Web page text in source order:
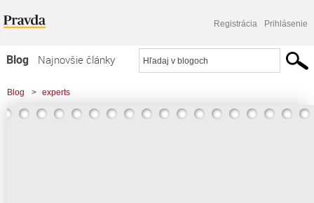
Registrácia Prihlásenie
Blog
Najnovšie články
Najčítanejšie články
Najkomentovanejšie články
Blog > experts